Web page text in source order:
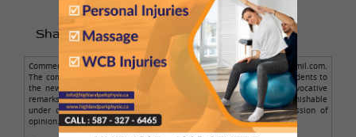
Share to :
Comments posted here are from readers only, not from NamathuTamil.com.
The comment author is solely responsible for the comments. Respondents to
the news should avoid making obscene, illegal, defamatory, or provocative
remarks. Personal abuse is not allowed. Such comments are punishable
under cyber law. Legal action will be taken against such expression of
opinion.